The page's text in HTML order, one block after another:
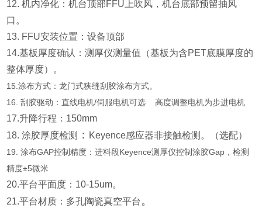
12. 机内净化：机台顶部FFU上吹风，机台底部预留抽风
口。
13. FFU安装位置：设备顶部
14.基板厚度确认：测厚仪测量值（基板为含PET底膜厚度的
整体厚度）。
15.涂布方式：龙门式狭缝刮胶涂布方式。
16. 刮胶驱动：直线电机/伺服电机可选 高度调整电机为步进电机
17.升降行程：150mm
18. 涂胶厚度检测
： Keyence感应器非接触检测。（选配）
19. 涂布GAP控制精度：进料段Keyence测厚仪控制涂胶Gap，检测
精度±5微米
20.平台平面度：10-15um。
21.平台材质：多孔陶瓷真空平台 。